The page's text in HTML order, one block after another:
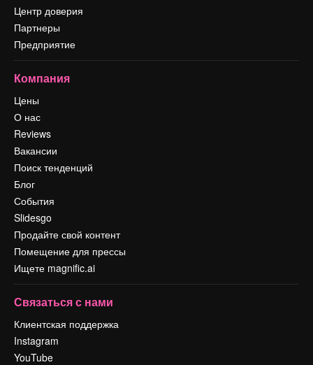
Центр доверия
Партнеры
Предприятие
Компания
Цены
О нас
Reviews
Вакансии
Поиск тенденций
Блог
События
Slidesgo
Продайте свой контент
Помещение для прессы
Ищете magnific.ai
Связаться с нами
Клиентская поддержка
Instagram
YouTube